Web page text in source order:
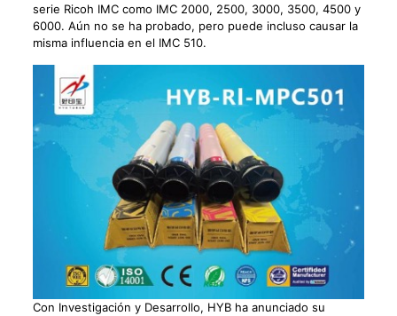
serie Ricoh IMC como IMC 2000, 2500, 3000, 3500, 4500 y
6000. Aún no se ha probado, pero puede incluso causar la
misma influencia en el IMC 510.
Con Investigación y Desarrollo, HYB ha anunciado su